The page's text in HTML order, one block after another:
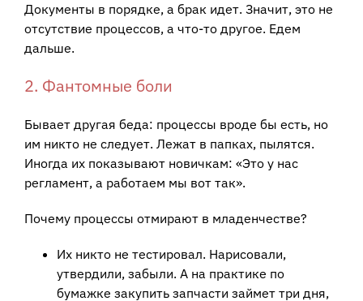
Документы в порядке, а брак идет. Значит, это не
отсутствие процессов, а что-то другое. Едем
дальше.
2. Фантомные боли
Бывает другая беда: процессы вроде бы есть, но
им никто не следует. Лежат в папках, пылятся.
Иногда их показывают новичкам: «Это у нас
регламент, а работаем мы вот так».
Почему процессы отмирают в младенчестве?
Их никто не тестировал. Нарисовали,
утвердили, забыли. А на практике по
бумажке закупить запчасти займет три дня,